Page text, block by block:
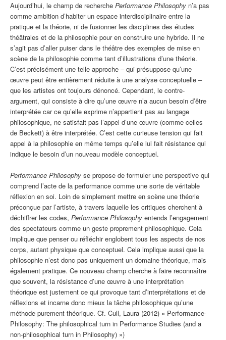
Aujourd’hui, le champ de recherche Performance Philosophy n’a pas
comme ambition d’habiter un espace interdisciplinaire entre la
pratique et la théorie, ni de fusionner les disciplines des études
théâtrales et de la philosophie pour en construire une hybride. Il ne
s’agit pas d’aller puiser dans le théâtre des exemples de mise en
scène de la philosophie comme tant d’illustrations d’une théorie.
C’est précisément une telle approche – qui présuppose qu’une
œuvre peut être entièrement réduite à une analyse conceptuelle –
que les artistes ont toujours dénoncé. Cependant, le contre-
argument, qui consiste à dire qu’une œuvre n’a aucun besoin d’être
interprétée car ce qu’elle exprime n’appartient pas au langage
philosophique, ne satisfait pas l’appel d’une œuvre (comme celles
de Beckett) à être interprétée. C’est cette curieuse tension qui fait
appel à la philosophie en même temps qu’elle lui fait résistance qui
indique le besoin d’un nouveau modèle conceptuel.
Performance Philosophy se propose de formuler une perspective qui
comprend l’acte de la performance comme une sorte de véritable
réflexion en soi. Loin de simplement mettre en scène une théorie
préconçue par l’artiste, à travers laquelle les critiques cherchent à
déchiffrer les codes, Performance Philosophy entends l’engagement
des spectateurs comme un geste proprement philosophique. Cela
implique que penser ou réfléchir englobent tous les aspects de nos
corps, autant physique que conceptuel. Cela implique aussi que la
philosophie n’est donc pas uniquement un domaine théorique, mais
également pratique. Ce nouveau champ cherche à faire reconnaître
que souvent, la résistance d’une œuvre à une interprétation
théorique est justement ce qui provoque tant d’interprétations et de
réflexions et incarne donc mieux la tâche philosophique qu’une
méthode purement théorique. Cf. Cull, Laura (2012) « Performance-
Philosophy: The philosophical turn in Performance Studies (and a
non-philosophical turn in Philosophy) »)